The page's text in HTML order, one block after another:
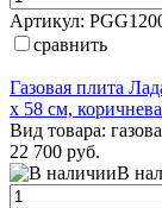
Артикул:
сравнить
Газовая плита
х 58 см,
Вид товара:
22 700 руб.
В